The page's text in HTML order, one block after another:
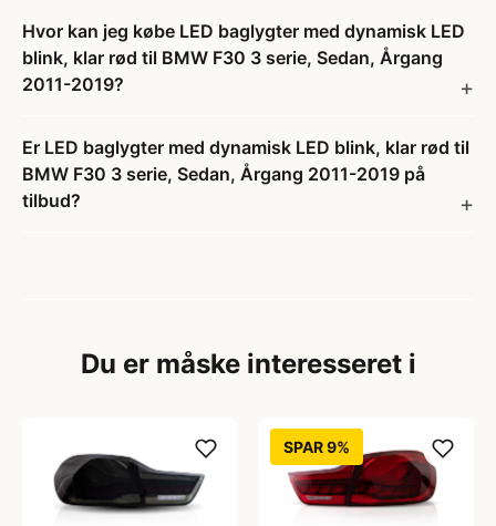
Hvor kan jeg købe LED baglygter med dynamisk LED
blink, klar rød til BMW F30 3 serie, Sedan, Årgang
2011-2019?
Er LED baglygter med dynamisk LED blink, klar rød til
BMW F30 3 serie, Sedan, Årgang 2011-2019 på
tilbud?
Du er måske interesseret i
SPAR 9%